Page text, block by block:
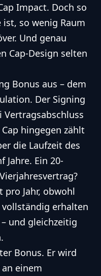
Impact. Doch so
so wenig Raum
Und genau
Cap-Design selten
Bonus aus – dem
Der Signing
Vertragsabschluss
hingegen zählt
die Laufzeit des
Jahre. Ein 20-
pro Jahr, obwohl
vollständig erhalten
und gleichzeitig
Bonus. Er wird
einem